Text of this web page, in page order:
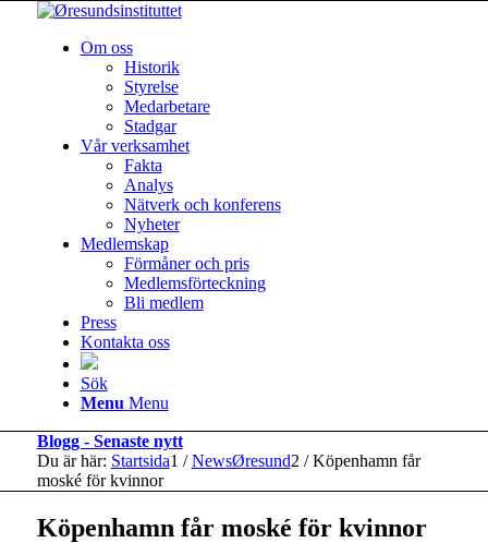
Om oss
Historik
Styrelse
Medarbetare
Stadgar
Vår verksamhet
Fakta
Analys
Nätverk och konferens
Nyheter
Medlemskap
Förmåner och pris
Medlemsförteckning
Bli medlem
Press
Kontakta oss
Sök
Menu Menu
Blogg - Senaste nytt
Du är här: Startsida1 / NewsØresund2 / Köpenhamn får
moské för kvinnor
Köpenhamn får moské för kvinnor